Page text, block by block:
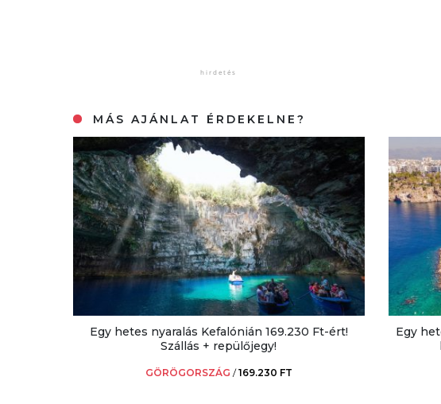
MÁS AJÁNLAT ÉRDEKELNE?
Egy hetes nyaralás Kefalónián 169.230 Ft-ért!
Szállás + repülőjegy!
GÖRÖGORSZÁG /169.230 FT
Egy